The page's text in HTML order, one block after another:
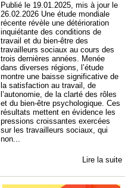
Publié le 19.01.2025, mis à jour le
26.02.2026 Une étude mondiale
récente révèle une détérioration
inquiétante des conditions de
travail et du bien-être des
travailleurs sociaux au cours des
trois dernières années. Menée
dans diverses régions, l’étude
montre une baisse significative de
la satisfaction au travail, de
l’autonomie, de la clarté des rôles
et du bien-être psychologique. Ces
résultats mettent en évidence les
pressions croissantes exercées
sur les travailleurs sociaux, qui
non...
Lire la suite